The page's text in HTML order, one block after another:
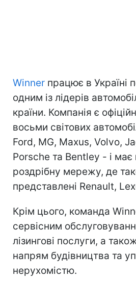
Winner працює в Україні
одним із лідерів
країни. Компанія є
восьми світових
Ford, MG, Maxus, Volvo,
Porsche та Bentley - і має
роздрібну мережу, де
представлені Renault,
Крім цього, команда
сервісним
лізингові послуги, а
напрям будівництва та
нерухомістю.